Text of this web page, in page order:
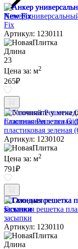
Анкер
Fix
Артикул: 1230111
Длина
23
Цена за: м2
265₽
Уточняйте у
Газонная Решетка
пластиковая зеленая
Артикул: 1230102
Цена за: м2
791₽
Ожидается
Газонная решетка
засыпки
Артикул: 1230110
Длина